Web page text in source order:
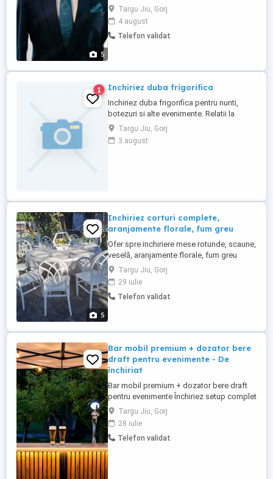
5
oglindă pentru gătitul miresei, arcadă, 6
stâlpișori, 6 aranjamente pentru stâlpișori,
covor roșu, busturi pentru rochița miresei
și costumul mirelui, litere Mrs&Mr, litere
Targu Jiu, Gorj
4 august
Telefon validat
1 Inchiriez duba frigorifica
Inchiriez duba frigorifica pentru nunti,
botezuri si alte evenimente. Relatii la
telefon 0762606185
Targu Jiu, Gorj
3 august
5
Inchiriez corturi complete,
aranjamente florale, fum greu
Ofer spre inchiriere mese rotunde, scaune,
veselă, aranjamente florale, fum greu
dansul mirilor, mașina de baloane cu fum
Targu Jiu, Gorj
29 iulie
Telefon validat
Bar mobil premium + dozator bere
draft pentru evenimente - De
închiriat
Bar mobil premium + dozator bere draft
pentru evenimente Închiriez setup complet
pentru evenimente private: - Nunți -
Majorate - Botezuri - Aniversări - Garden
party Pachetul include: - Dozator bere
draft - Bar mobil iluminat - Cort premium
Targu Jiu, Gorj
28 iulie
Telefon validat